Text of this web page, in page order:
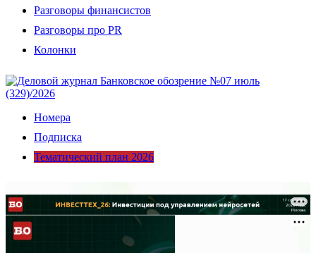
Разговоры финансистов
Разговоры про PR
Колонки
Номера
Подписка
Тематический план 2026